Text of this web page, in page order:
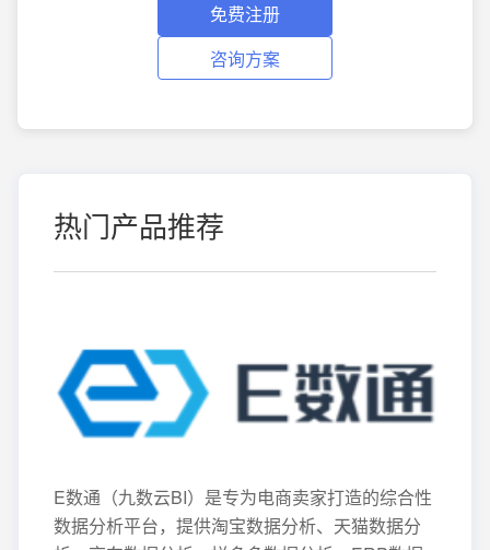
免费注册
咨询方案
热门产品推荐
E数通（九数云BI）是专为电商卖家打造的综合性
数据分析平台，提供淘宝数据分析、天猫数据分